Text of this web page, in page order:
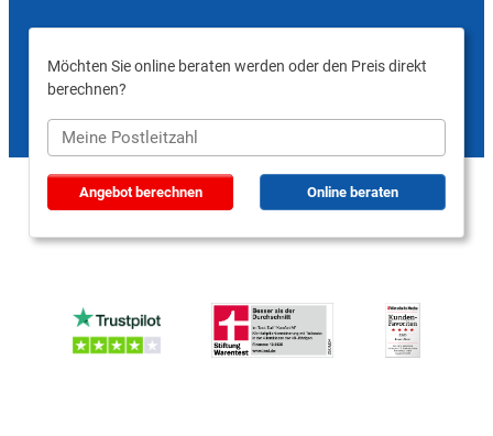
Möchten Sie online beraten werden oder den Preis direkt
berechnen?
Angebot berechnen Online beraten